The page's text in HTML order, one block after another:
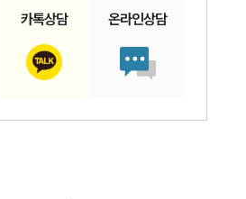
카톡상담 온라인상담